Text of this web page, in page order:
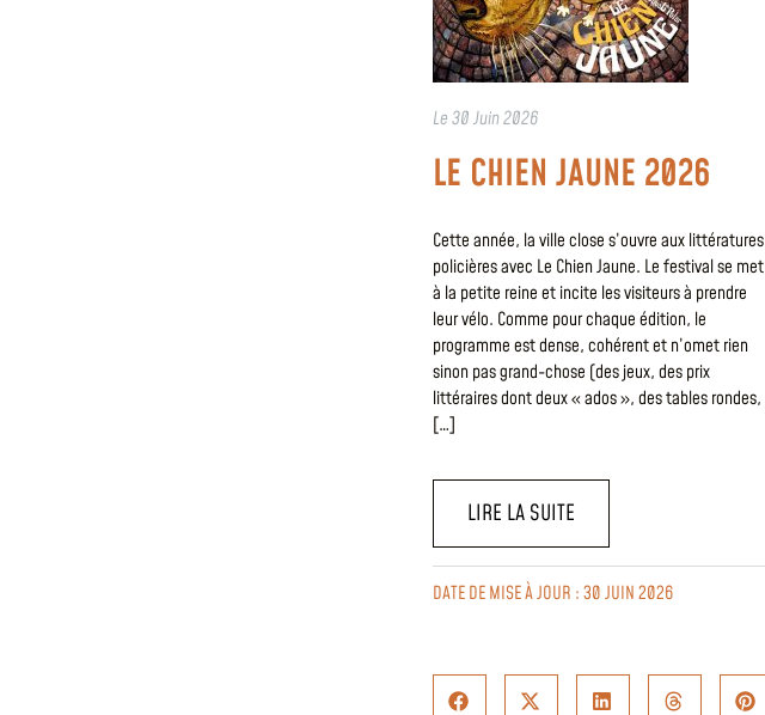
Le30 Juin 2026
LE CHIEN JAUNE 2026
Cette année, la ville close s’ouvre aux littératures
policières avec Le Chien Jaune. Le festival se met
à la petite reine et incite les visiteurs à prendre
leur vélo. Comme pour chaque édition, le
programme est dense, cohérent et n’omet rien
sinon pas grand-chose (des jeux, des prix
littéraires dont deux « ados », des tables rondes,
[…]
LIRE LA SUITE
DATE DE MISE À JOUR : 30 JUIN 2026